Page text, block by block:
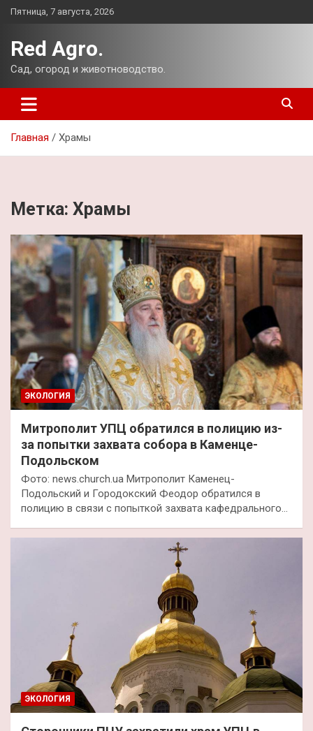
Перейти
Пятница, 7 августа, 2026
Red Agro.
Сад, огород и животноводство.
Главная Храмы
Метка: Храмы
ЭКОЛОГИЯ
Митрополит УПЦ обратился в полицию из-
за попытки захвата собора в Каменце-
Подольском
Фото: news.church.ua Митрополит Каменец-
Подольский и Городокский Феодор обратился в
полицию в связи с попыткой захвата кафедрального…
ЭКОЛОГИЯ